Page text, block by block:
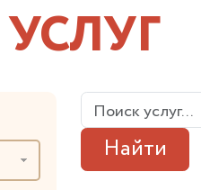
УСЛУГ
Найти